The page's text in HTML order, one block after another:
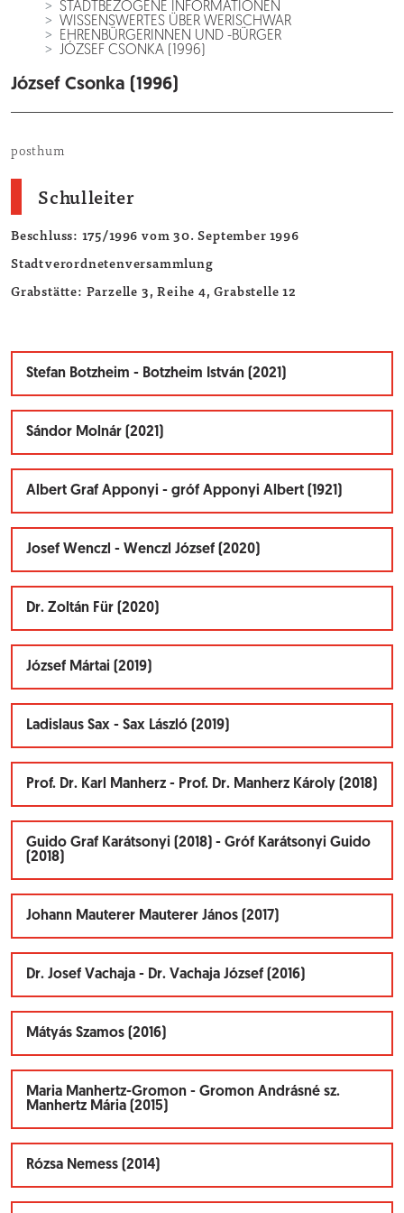
STADTBEZOGENE INFORMATIONEN
WISSENSWERTES ÜBER WERISCHWAR
EHRENBÜRGERINNEN UND -BÜRGER
JÓZSEF CSONKA (1996)
József Csonka (1996)
posthum
Schulleiter
Beschluss: 175/1996 vom 30. September 1996
Stadtverordnetenversammlung
Grabstätte: Parzelle 3, Reihe 4, Grabstelle 12
Stefan Botzheim - Botzheim István (2021)
Sándor Molnár (2021)
Albert Graf Apponyi - gróf Apponyi Albert (1921)
Josef Wenczl - Wenczl József (2020)
Dr. Zoltán Für (2020)
József Mártai (2019)
Ladislaus Sax - Sax László (2019)
Prof. Dr. Karl Manherz - Prof. Dr. Manherz Károly (2018)
Guido Graf Karátsonyi (2018) - Gróf Karátsonyi Guido
(2018)
Johann Mauterer Mauterer János (2017)
Dr. Josef Vachaja - Dr. Vachaja József (2016)
Mátyás Szamos (2016)
Maria Manhertz-Gromon - Gromon Andrásné sz.
Manhertz Mária (2015)
Rózsa Nemess (2014)